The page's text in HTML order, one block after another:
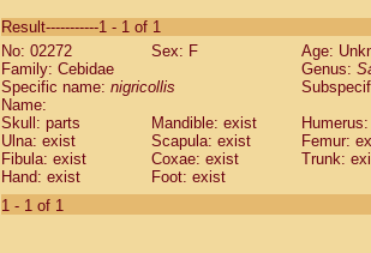
CebidaeSaguinus labiatus(0)
Cebidae Saguinus leucopus (0)
Cebidae
CebidaeSaguinus mystax
Cebidae Saguinus nigricollis (1)
Cebidae Saguinus oedipus
Cebidae Saguinus weddelli
Cebidae Saguinusspp.
Cebidae
Result-----------1 - 1 of 1
No: 02272
Sex: F
Age:
Family: Cebidae
Genus:
Specific name: nigricollis
Name:
Skull: parts
Mandible: exist
Ulna: exist
Scapula: exist
Femur:
Fibula: exist
Coxae: exist
Trunk:
Hand: exist
Foot: exist
1 - 1 of 1